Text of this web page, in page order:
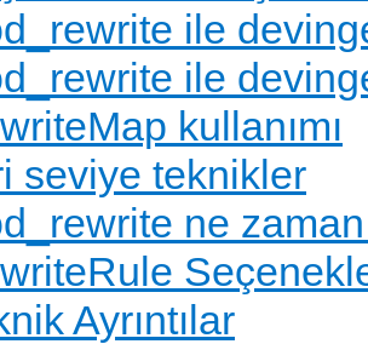
ile
ile
kullanımı
seviye teknikler
ne
Ayrıntılar